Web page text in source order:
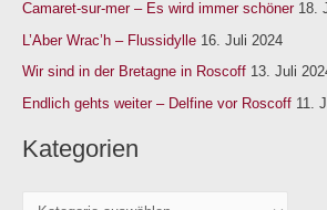
n
n
:
Camaret-sur-mer – Es wird immer schöner 18.
L’Aber Wrac’h – Flussidylle 16. Juli 2024
Wir sind in der Bretagne in Roscoff 13. Juli
Endlich gehts weiter – Delfine vor Roscoff 11.
Kategorien